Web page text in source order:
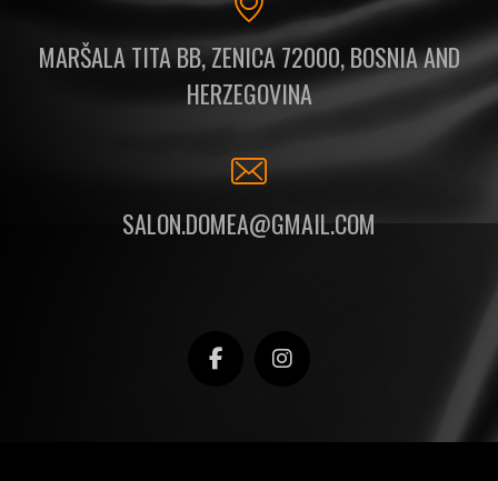
MARŠALA TITA BB, ZENICA 72000, BOSNIA AND
HERZEGOVINA
SALON.DOMEA@GMAIL.COM